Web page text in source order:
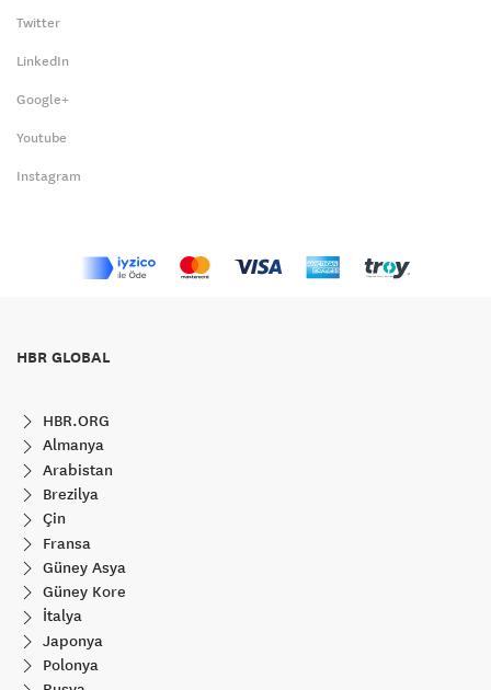
Twitter
LinkedIn
Google+
Youtube
Instagram
HBR GLOBAL
HBR.ORG
Almanya
Arabistan
Brezilya
Çin
Fransa
Güney Asya
Güney Kore
İtalya
Japonya
Polonya